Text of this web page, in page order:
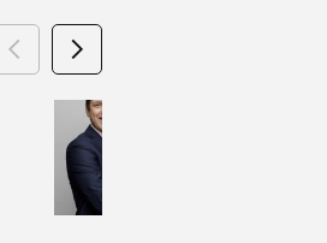
Précédent
Suivant